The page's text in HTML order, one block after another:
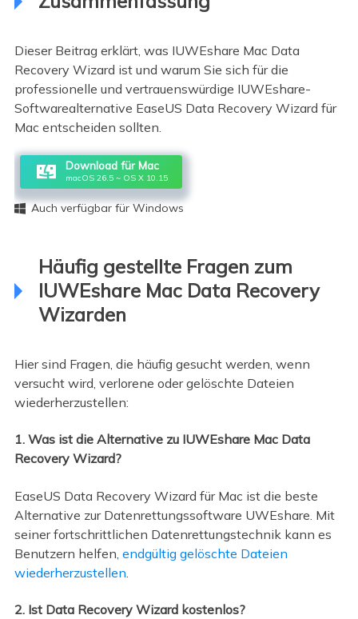
Dieser Beitrag erklärt, was IUWEshare Mac Data
Recovery Wizard ist und warum Sie sich für die
professionelle und vertrauenswürdige IUWEshare-
Softwarealternative EaseUS Data Recovery Wizard für
Mac entscheiden sollten.
Download für Mac
macOS 26.5 ~ OS X 10.15
 Auch verfügbar für Windows
Häufig gestellte Fragen zum
IUWEshare Mac Data Recovery
Wizarden
Hier sind Fragen, die häufig gesucht werden, wenn
versucht wird, verlorene oder gelöschte Dateien
wiederherzustellen:
1. Was ist die Alternative zu IUWEshare Mac Data
Recovery Wizard?
EaseUS Data Recovery Wizard für Mac ist die beste
Alternative zur Datenrettungssoftware UWEshare. Mit
seiner fortschrittlichen Datenrettungstechnik kann es
Benutzern helfen, endgültig gelöschte Dateien
wiederherzustellen
2. Ist Data Recovery Wizard kostenlos?